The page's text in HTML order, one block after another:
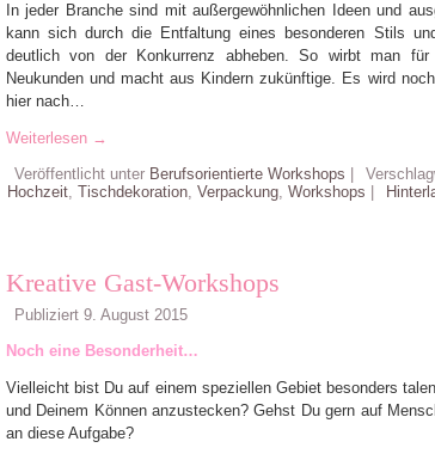
In jeder Branche sind mit außergewöhnlichen Ideen und
kann sich durch die Entfaltung eines besonderen Stils
deutlich von der Konkurrenz abheben. So wirbt man für
Neukunden und macht aus Kindern zukünftige. Es wird
hier nach…
Weiterlesen →
Veröffentlicht unter Berufsorientierte Workshops
Hochzeit, Tischdekoration, Verpackung, Workshops
Kreative Gast-Workshops
Publiziert 9. August 2015
Noch eine Besonderheit…
Vielleicht bist Du auf einem speziellen Gebiet besonders
und Deinem Können anzustecken? Gehst Du gern auf
an diese Aufgabe?